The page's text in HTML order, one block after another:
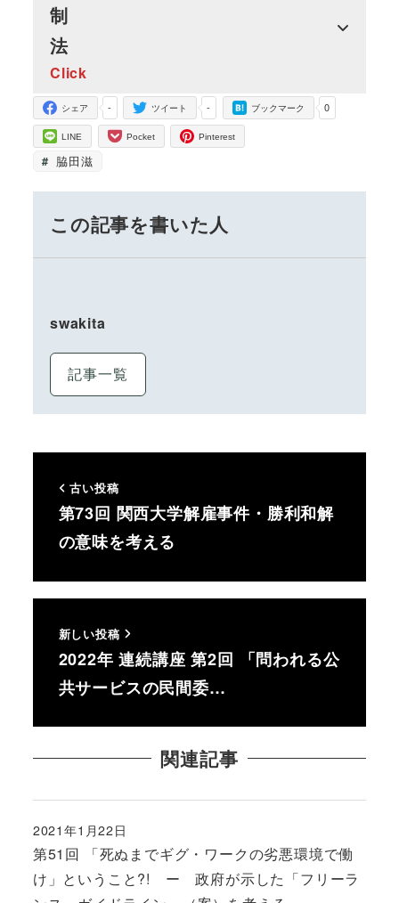
制
法
Click
-
シェア -
ツイート 0
ブックマーク
LINE Pocket Pinterest
脇田滋
この記事を書いた人
swakita
記事一覧
古い投稿
第73回 関西大学解雇事件・勝利和解
の意味を考える
新しい投稿
2022年 連続講座 第2回 「問われる公
共サービスの民間委…
関連記事
第51回 「死ぬまでギグ・ワークの劣悪環境で働
け」ということ?! ー 政府が示した「フリーラ
投稿日
2021年1月22日